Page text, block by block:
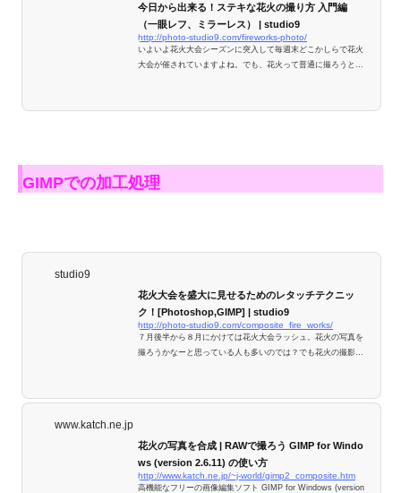
今日から出来る！ステキな花火の撮り方 入門編
（一眼レフ、ミラーレス） | studio9
http://photo-studio9.com/fireworks-photo/
いよいよ花火大会シーズンに突入して毎週末どこかしらで花火
大会が催されていますよね。でも、花火って普通に撮ろうと思
れば花火撮影は難しくない ようやく各地で梅雨明けのお知らせ
GIMPでの加工処理
studio9
花火大会を盛大に見せるためのレタッチテクニッ
ク！[Photoshop,GIMP] | studio9
http://photo-studio9.com/composite_fire_works/
７月後半から８月にかけては花火大会ラッシュ。花火の写真を
撮ろうかなーと思っている人も多いのでは？でも花火の撮影っ
www.katch.ne.jp
花火の写真を合成 | RAWで撮ろう GIMP for Windo
ws (version 2.6.11) の使い方
http://www.katch.ne.jp/~j-world/gimp2_composite.htm
高機能なフリーの画像編集ソフト GIMP for Windows (version